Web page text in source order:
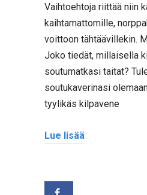
Vaihtoehtoja riittää niin
kaihtamattomille,
voittoon tähtäävillekin.
Joko tiedät, millaisella
soutumatkasi taitat?
soutukaverinasi
tyylikäs kilpavene
Lue lisää